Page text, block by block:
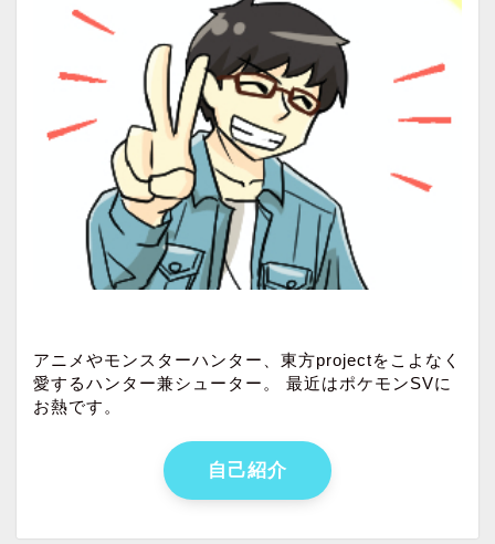
アニメやモンスターハンター、東方projectをこよなく
愛するハンター兼シューター。 最近はポケモンSVに
お熱です。
自己紹介